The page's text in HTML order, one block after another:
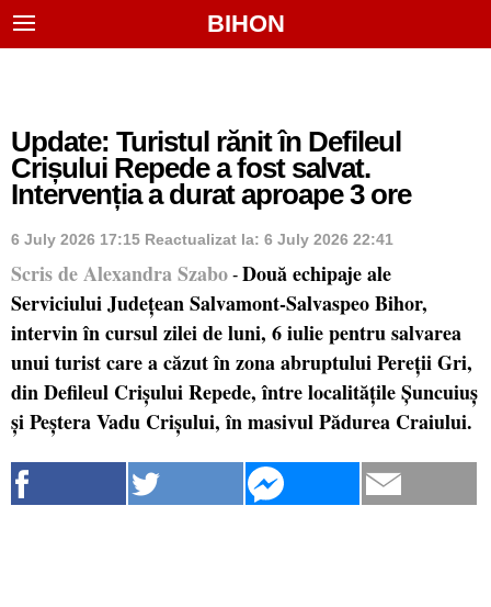
BIHON
Update: Turistul rănit în Defileul
Crișului Repede a fost salvat.
Intervenția a durat aproape 3 ore
6 July 2026 17:15 Reactualizat la: 6 July 2026 22:41
Scris de Alexandra Szabo - Două echipaje ale
Serviciului Județean Salvamont-Salvaspeo Bihor,
intervin în cursul zilei de luni, 6 iulie pentru salvarea
unui turist care a căzut în zona abruptului Pereții Gri,
din Defileul Crișului Repede, între localitățile Șuncuiuș
și Peștera Vadu Crișului, în masivul Pădurea Craiului.